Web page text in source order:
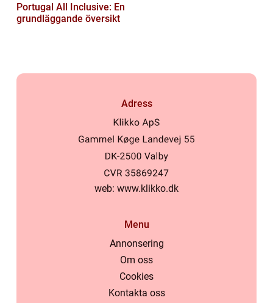
Portugal All Inclusive: En
grundläggande översikt
Adress
web: www.klikko.dk
Menu
Annonsering
Om oss
Cookies
Kontakta oss